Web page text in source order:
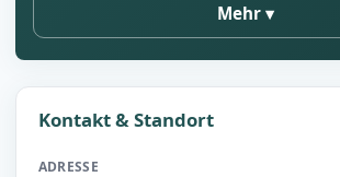
Mehr
Kontakt & Standort
ADRESSE